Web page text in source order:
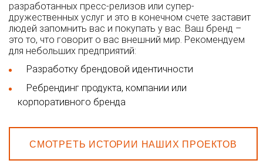
разработанных пресс-релизов или супер-
дружественных услуг и это в конечном счете заставит
людей запомнить вас и покупать у вас. Ваш бренд –
это то, что говорит о вас внешний мир. Рекомендуем
для небольших предприятий:
Разработку брендовой идентичности
Ребрендинг продукта, компании или
корпоративного бренда
СМОТРЕТЬ ИСТОРИИ НАШИХ ПРОЕКТОВ